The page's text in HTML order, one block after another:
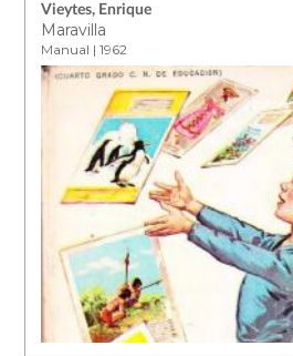
Vieytes, Enrique
Maravilla
Manual | 1962